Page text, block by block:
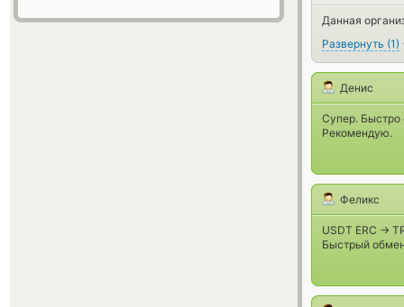
Данная
Развернуть (1)
Денис
Супер. Быстро
Рекомендую.
Феликс
USDT ERC ->
Быстрый